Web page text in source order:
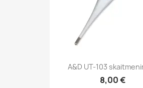
A&D UT-103
8,00 €